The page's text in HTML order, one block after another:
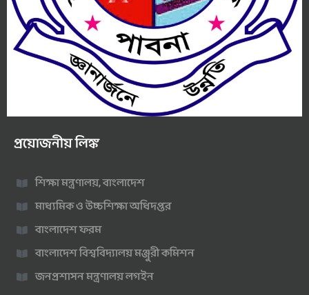
প্রয়োজনীয় লিঙ্ক
শিক্ষা মন্ত্রণালয়, বাংলাদেশ
মাধ্যমিক ও উচ্চশিক্ষা অধিদপ্তর
বাংলাদেশ ফরম
বাংলাদেশ বিশ্ববিদ্যালয় মঞ্জুরী কমিশন
জনপ্রশাসন মন্ত্রণালয় লগইন